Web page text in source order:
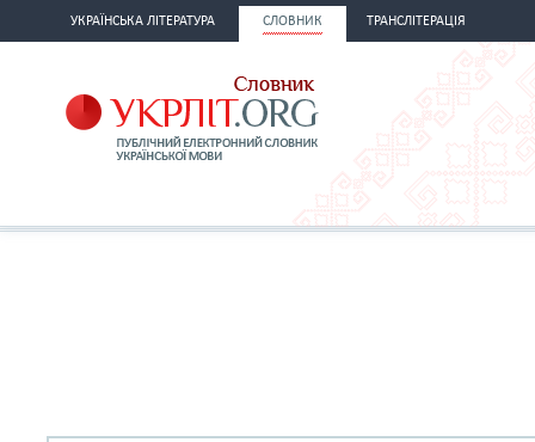
УКРАЇНСЬКА ЛІТЕРАТУРА СЛОВНИК ТРАНСЛІТЕРАЦІЯ